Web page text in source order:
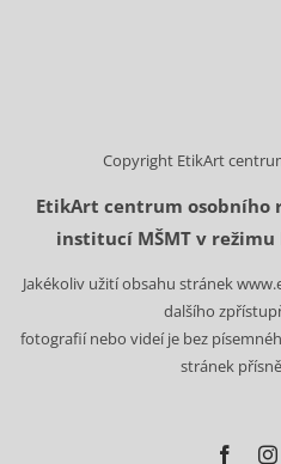
Copyright EtikArt
EtikArt centrum osobního
institucí MŠMT v režimu
Jakékoliv užití obsahu stránek
dalšího
fotografií nebo videí je bez
stránek